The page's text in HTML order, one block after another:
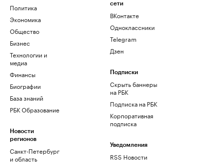
Политика
Экономика
Общество
Бизнес
Технологии и
медиа
Финансы
Биографии
База знаний
РБК Образование
Новости
регионов
Санкт-Петербург
и область
сети
ВКонтакте
Одноклассники
Telegram
Дзен
Подписки
Скрыть баннеры
на РБК
Подписка на РБК
Корпоративная
подписка
Уведомления
RSS Новости